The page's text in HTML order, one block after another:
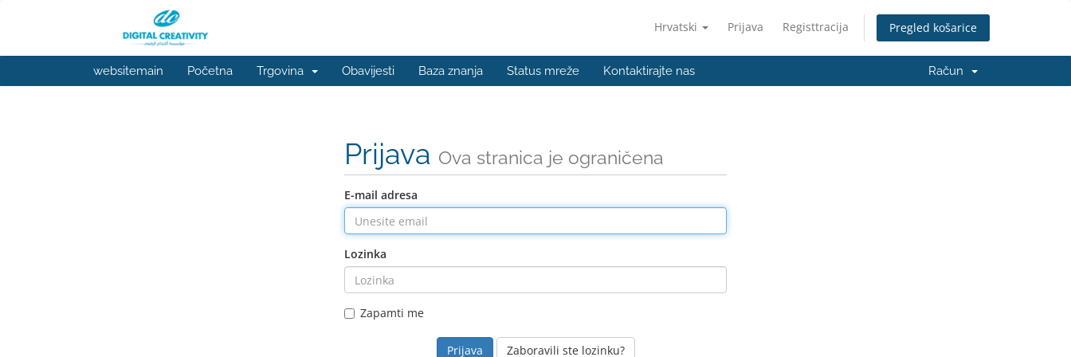
Hrvatski Prijava Registtracija Pregled košarice
websitemain Početna Trgovina Obavijesti Baza znanja Status mreže Kontaktirajte nas Račun
Prijava Ova stranica je ograničena
E-mail adresa
Lozinka
Zapamti me
Zaboravili ste lozinku?